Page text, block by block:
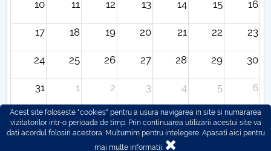
10 11 12 13 14 15 16
17 18 19 20 21 22 23
24 25 26 27 28 29 30
31 1 2 3 4 5 6
Acest site foloseste "cookies" pentru a usura navigarea in site si numararea
vizitatorilor intr-o perioada de timp. Prin continuarea utilizarii acestui site va
dati acordul folosiri acestora. Multumim pentru intelegere. Apasati aici pentru
mai multe informatii.